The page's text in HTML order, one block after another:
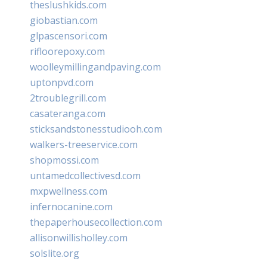
theslushkids.com
giobastian.com
glpascensori.com
rifloorepoxy.com
woolleymillingandpaving.com
uptonpvd.com
2troublegrill.com
casateranga.com
sticksandstonesstudiooh.com
walkers-treeservice.com
shopmossi.com
untamedcollectivesd.com
mxpwellness.com
infernocanine.com
thepaperhousecollection.com
allisonwillisholley.com
solslite.org